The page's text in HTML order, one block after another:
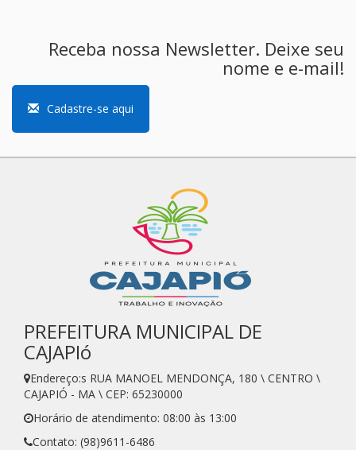
Receba nossa Newsletter. Deixe seu
nome e e-mail!
Cadastre-se aqui
PREFEITURA MUNICIPAL DE
CAJAPIó
Endereço:s RUA MANOEL MENDONÇA, 180 \ CENTRO \
CAJAPIÓ - MA \ CEP: 65230000
Horário de atendimento: 08:00 às 13:00
Contato: (98)9611-6486